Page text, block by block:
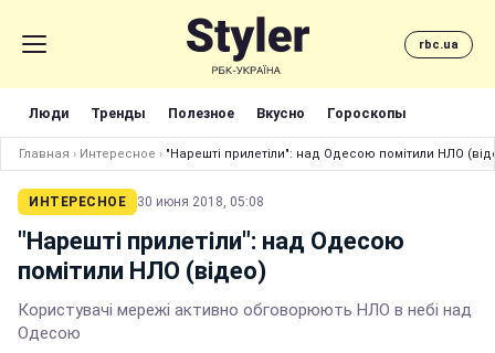
rbc.ua
Люди Тренды Полезное Вкусно Гороскопы
Главная › Интересное › "Нарешті прилетіли": над Одесою помітили НЛО
ИНТЕРЕСНОЕ 30 июня 2018, 05:08
"Нарешті прилетіли": над Одесою
помітили НЛО (відео)
Користувачі мережі активно обговорюють НЛО в небі над
Одесою